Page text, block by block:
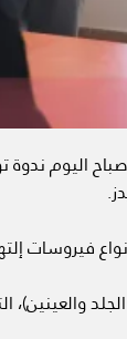
اليوم
فيروسات